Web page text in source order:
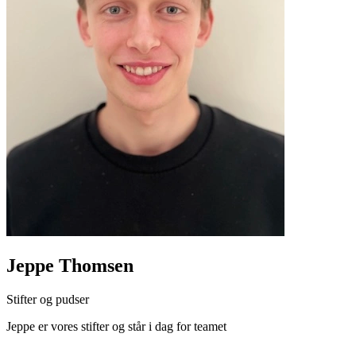
Jeppe Thomsen
Stifter og pudser
Jeppe er vores stifter og står i dag for teamet